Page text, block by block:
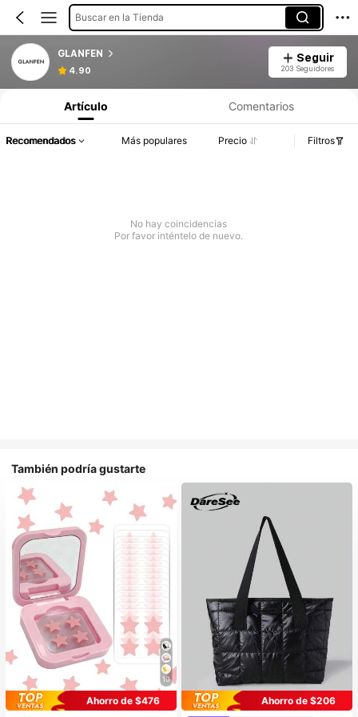
Buscar en la Tienda
GLANFEN
4.90
Seguir
203 Seguidores
Artículo Comentarios
Recomendados Más populares Precio Filtros
No hay coincidencias
Por favor inténtelo de nuevo.
También podría gustarte
10
Ahorro de $476
Ahorro de $206